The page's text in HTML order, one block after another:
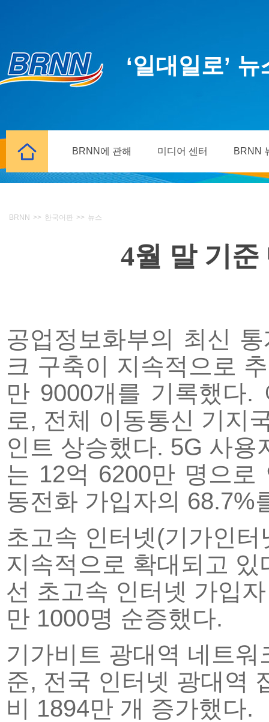
‘일대일로’
BRNN에 관해 미디어 센터 BRNN
BRNN >> 한국어판 >> 뉴스
4월 말 기준
공업정보화부의 최신
크 구축이 지속적으로
만 9000개를 기록했다
로, 전체 이동통신 기지
인트 상승했다. 5G 사
는 12억 6200만 명으
동전화 가입자의 68.7%
초고속 인터넷(기가인
지속적으로 확대되고
선 초고속 인터넷 가입
만 1000명 순증했다.
기가비트 광대역 네트
준, 전국 인터넷 광대역
비 1894만 개 증가했다.